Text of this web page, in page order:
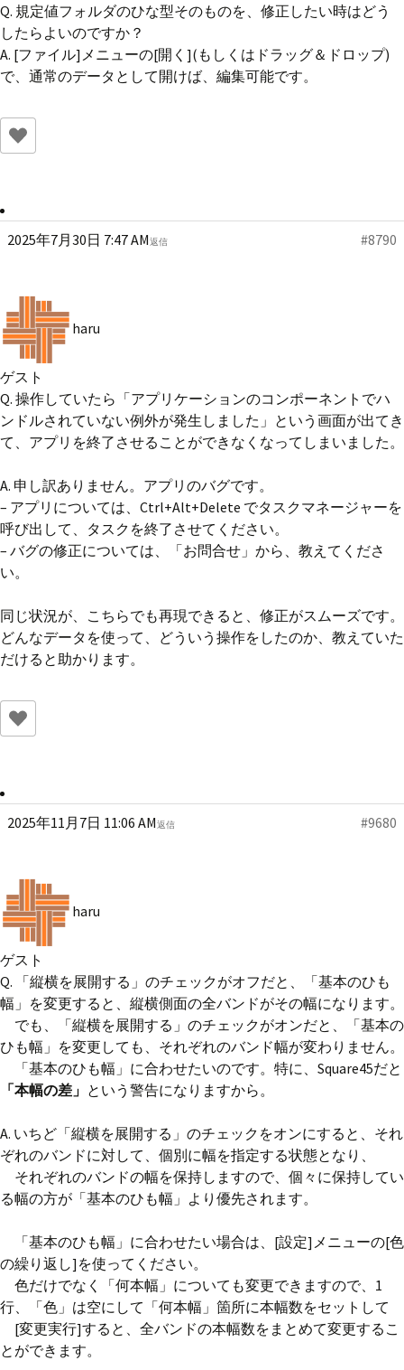
Q. 規定値フォルダのひな型そのものを、修正したい時はどう
したらよいのですか？
A. [ファイル]メニューの[開く](もしくはドラッグ＆ドロップ)
で、通常のデータとして開けば、編集可能です。
2025年7月30日 7:47 AM #8790
返信
haru
ゲスト
Q. 操作していたら「アプリケーションのコンポーネントでハ
ンドルされていない例外が発生しました」という画面が出てき
て、アプリを終了させることができなくなってしまいました。
A. 申し訳ありません。アプリのバグです。
– アプリについては、Ctrl+Alt+Delete でタスクマネージャーを
呼び出して、タスクを終了させてください。
– バグの修正については、「お問合せ」から、教えてくださ
い。
同じ状況が、こちらでも再現できると、修正がスムーズです。
どんなデータを使って、どういう操作をしたのか、教えていた
だけると助かります。
2025年11月7日 11:06 AM #9680
返信
haru
ゲスト
Q. 「縦横を展開する」のチェックがオフだと、「基本のひも
幅」を変更すると、縦横側面の全バンドがその幅になります。
でも、「縦横を展開する」のチェックがオンだと、「基本の
ひも幅」を変更しても、それぞれのバンド幅が変わりません。
「基本のひも幅」に合わせたいのです。特に、Square45だと
「本幅の差」 という警告になりますから。
A. いちど「縦横を展開する」のチェックをオンにすると、それ
ぞれのバンドに対して、個別に幅を指定する状態となり、
それぞれのバンドの幅を保持しますので、個々に保持してい
る幅の方が「基本のひも幅」より優先されます。
「基本のひも幅」に合わせたい場合は、[設定]メニューの[色
の繰り返し]を使ってください。
色だけでなく「何本幅」についても変更できますので、1
行、「色」は空にして「何本幅」箇所に本幅数をセットして
[変更実行]すると、全バンドの本幅数をまとめて変更するこ
とができます。